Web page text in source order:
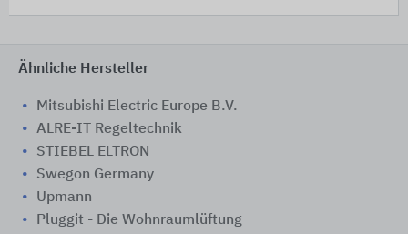
Ähnliche Hersteller
Mitsubishi Electric Europe B.V.
ALRE-IT Regeltechnik
STIEBEL ELTRON
Swegon Germany
Upmann
Pluggit - Die Wohnraumlüftung